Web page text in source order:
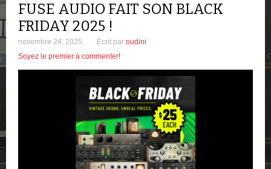
FUSE AUDIO FAIT SON BLACK
FRIDAY 2025 !
novembre 24, 2025 Écrit par oudini
Soyez le premier à commenter!